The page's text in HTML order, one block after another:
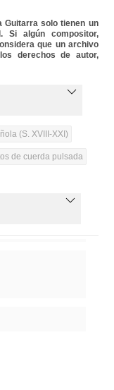
Guitarra solo tienen un
Si algún compositor,
que un archivo
derechos de autor,
(S. XVIII-XXI)
de cuerda pulsada